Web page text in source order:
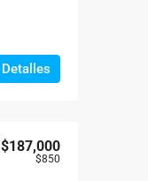
Detalles
$187,000
$850